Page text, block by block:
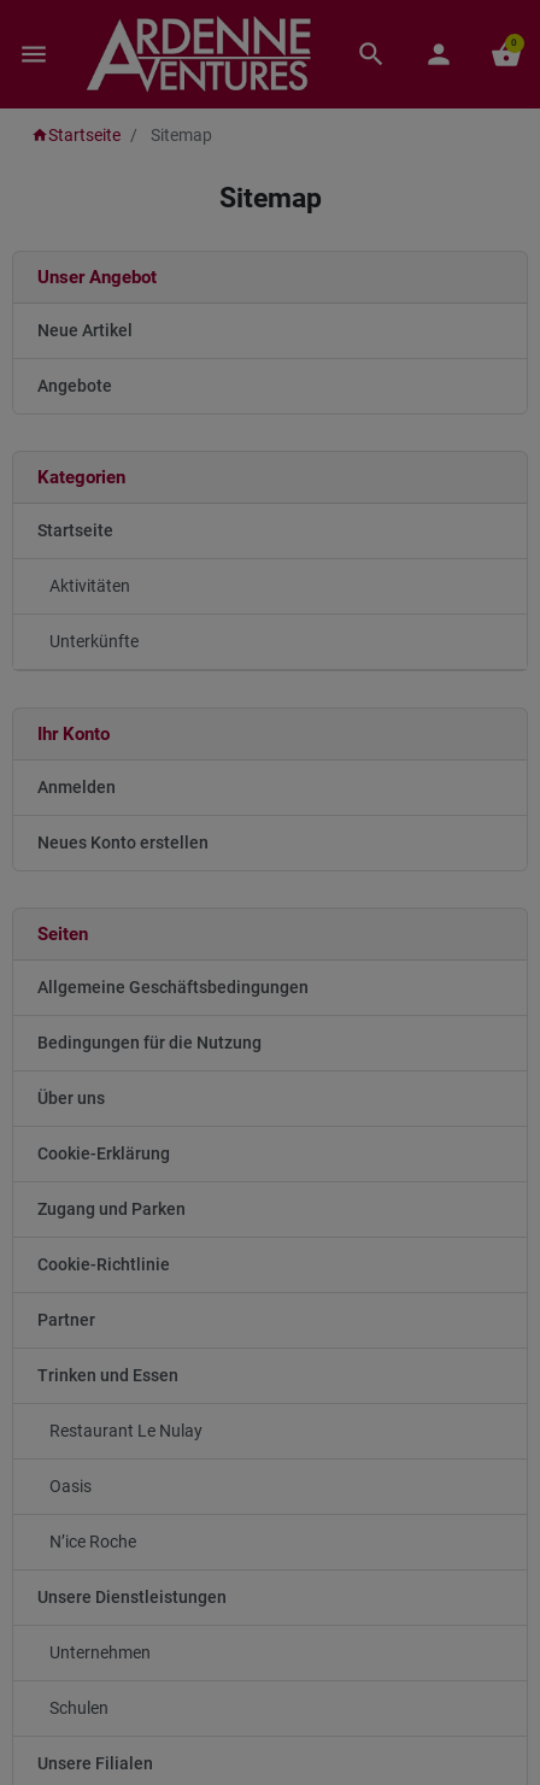
menu search person shopping_basket
0
homeStartseite Sitemap
Sitemap
Unser Angebot
Neue Artikel
Angebote
Kategorien
Startseite
Aktivitäten
Unterkünfte
Ihr Konto
Anmelden
Neues Konto erstellen
Seiten
Allgemeine Geschäftsbedingungen
Bedingungen für die Nutzung
Über uns
Cookie-Erklärung
Zugang und Parken
Cookie-Richtlinie
Partner
Trinken und Essen
Restaurant Le Nulay
Oasis
N’ice Roche
Unsere Dienstleistungen
Unternehmen
Schulen
Unsere Filialen